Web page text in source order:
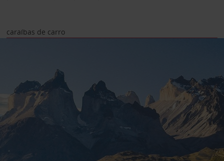
caraíbas de carro